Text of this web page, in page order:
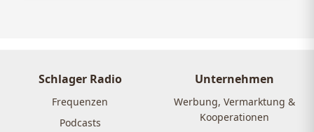
Schlager Radio
Frequenzen
Podcasts
Unternehmen
Werbung, Vermarktung &
Kooperationen